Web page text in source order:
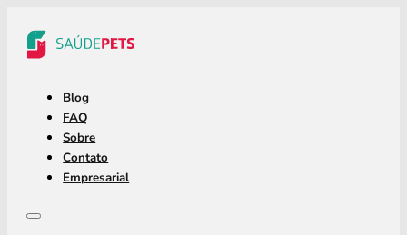
Blog
FAQ
Sobre
Contato
Empresarial